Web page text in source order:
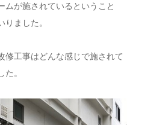
ムが施されているということ
ました。
修工事はどんな感じで施されて
。